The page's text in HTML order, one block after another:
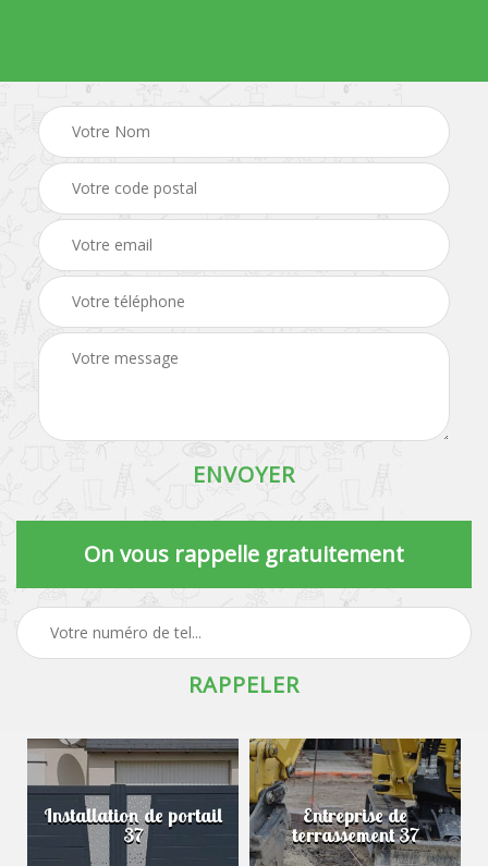
On vous rappelle gratuitement
Installation de portail
37
Entreprise de
terrassement 37